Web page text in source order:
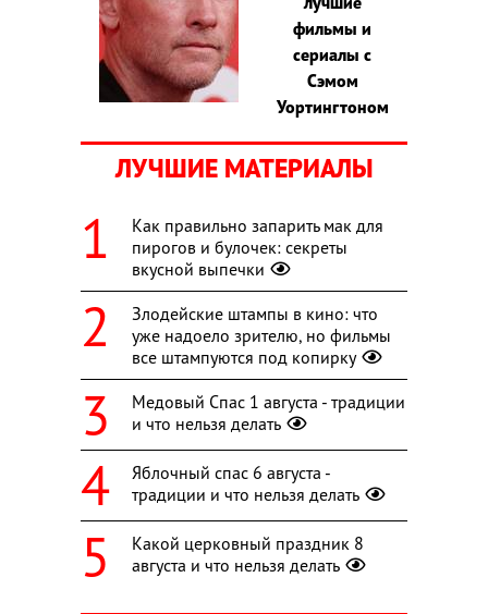
фильмы и
сериалы с
Сэмом
Уортингтоном
ЛУЧШИЕ МАТЕРИАЛЫ
Как правильно запарить мак для
пирогов и булочек: секреты
вкусной выпечки
Злодейские штампы в кино: что
уже надоело зрителю, но фильмы
все штампуются под копирку
Медовый Спас 1 августа - традиции
и что нельзя делать
Яблочный спас 6 августа -
традиции и что нельзя делать
Какой церковный праздник 8
августа и что нельзя делать